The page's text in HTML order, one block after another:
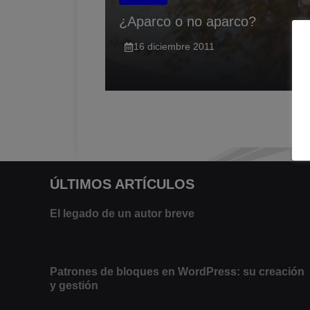
¿Aparco o no aparco?
16 diciembre 2011
ÚLTIMOS ARTÍCULOS
El legado de un autor breve
Patrones de bloques en WordPress: su creación
y gestión